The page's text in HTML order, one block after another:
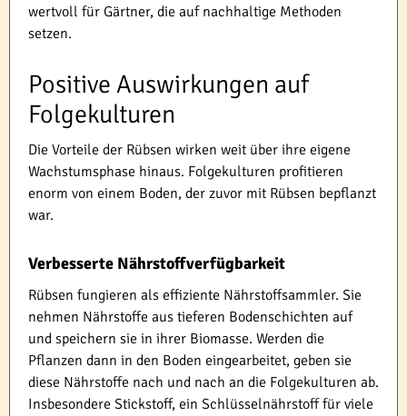
wertvoll für Gärtner, die auf nachhaltige Methoden
setzen.
Positive Auswirkungen auf
Folgekulturen
Die Vorteile der Rübsen wirken weit über ihre eigene
Wachstumsphase hinaus. Folgekulturen profitieren
enorm von einem Boden, der zuvor mit Rübsen bepflanzt
war.
Verbesserte Nährstoffverfügbarkeit
Rübsen fungieren als effiziente Nährstoffsammler. Sie
nehmen Nährstoffe aus tieferen Bodenschichten auf
und speichern sie in ihrer Biomasse. Werden die
Pflanzen dann in den Boden eingearbeitet, geben sie
diese Nährstoffe nach und nach an die Folgekulturen ab.
Insbesondere Stickstoff, ein Schlüsselnährstoff für viele